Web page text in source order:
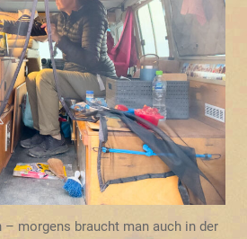
– morgens braucht man auch in der